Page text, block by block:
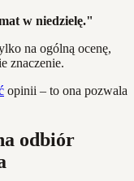
w niedzielę."
na ogólną ocenę,
znaczenie.
opinii – to ona pozwala
odbiór